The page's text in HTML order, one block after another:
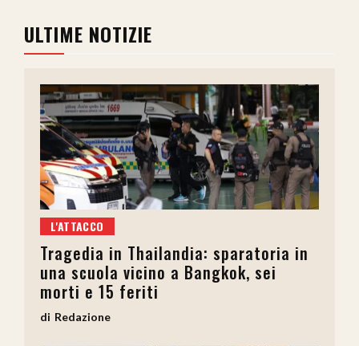
ULTIME NOTIZIE
L'ATTACCO
Tragedia in Thailandia: sparatoria in
una scuola vicino a Bangkok, sei
morti e 15 feriti
Redazione